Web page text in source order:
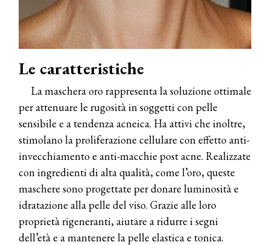
Le caratteristiche
La maschera oro rappresenta la soluzione ottimale
per attenuare le rugosità in soggetti con pelle
sensibile e a tendenza acneica. Ha attivi che inoltre,
stimolano la proliferazione cellulare con effetto anti-
invecchiamento e anti-macchie post acne. Realizzate
con ingredienti di alta qualità, come l’oro, queste
maschere sono progettate per donare luminosità e
idratazione alla pelle del viso. Grazie alle loro
proprietà rigeneranti, aiutare a ridurre i segni
dell’età e a mantenere la pelle elastica e tonica.